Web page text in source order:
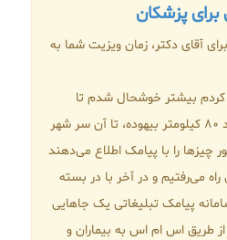
برای پزشکان
آقای دکتر، زمان ویزیت شما به
کردم بیشتر خوشحال شدم تا
ناراحت! چون دیگر لازم نبود 80 کیلومتر بیهوده، تا آن سر شهر
چیزها را با پیامک اطلاع می‌دهند
می‌رفتیم و در آخر با در بسته
پیامک تبلیغاتی یک جاهایی
طریق اس ام اس به بیماران و